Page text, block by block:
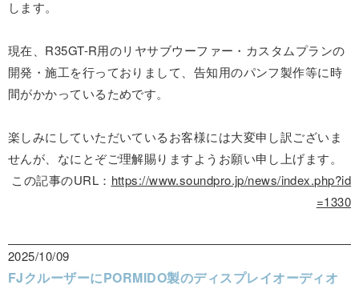
します。
現在、R35GT-R用のリヤサブウーファー・カスタムプランの
開発・施工を行っておりまして、告知用のパンフ製作等に時
間がかかっているためです。
楽しみにしていただいているお客様には大変申し訳ございま
せんが、なにとぞご理解賜りますようお願い申し上げます。
この記事のURL： https://www.soundpro.jp/news/index.php?id
=1330
2025/10/09
FJクルーザーにPORMIDO製のディスプレイオーディオ